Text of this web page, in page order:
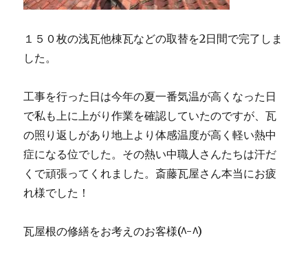
１５０枚の浅瓦他棟瓦などの取替を2日間で完了しま
した。
工事を行った日は今年の夏一番気温が高くなった日
で私も上に上がり作業を確認していたのですが、瓦
の照り返しがあり地上より体感温度が高く軽い熱中
症になる位でした。その熱い中職人さんたちは汗だ
くで頑張ってくれました。斎藤瓦屋さん本当にお疲
れ様でした！
瓦屋根の修繕をお考えのお客様(^-^)